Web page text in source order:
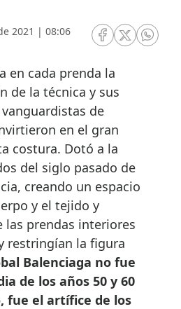
2021 | 08:06
RRSS Facebook
RRSSRRSS
de la técnica y sus
de
en el gran
costura. Dotó a la
del siglo pasado de
creando un espacio
y el tejido y
las prendas interiores
restringían la figura
Balenciaga no fue
de los años 50 y 60
fue el artífice de los